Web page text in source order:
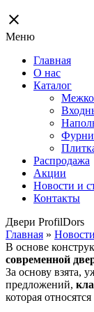
close
Меню
Главная
О нас
Каталог
Распродажа
Акции
Новости и
Контакты
Двери ProfilDors
Главная »
В основе
современной
За основу взята,
предложений,
которая